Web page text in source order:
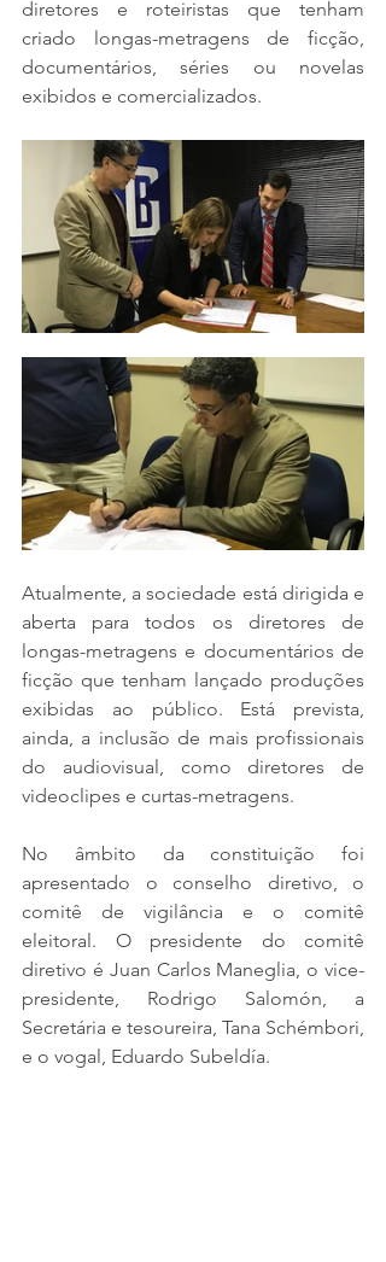
diretores e roteiristas que tenham
criado longas-metragens de ficção,
documentários, séries ou novelas
exibidos e comercializados.
Atualmente, a sociedade está dirigida e
aberta para todos os diretores de
longas-metragens e documentários de
ficção que tenham lançado produções
exibidas ao público. Está prevista,
ainda, a inclusão de mais profissionais
do audiovisual, como diretores de
videoclipes e curtas-metragens.
No âmbito da constituição foi
apresentado o conselho diretivo, o
comitê de vigilância e o comitê
eleitoral. O presidente do comitê
diretivo é Juan Carlos Maneglia, o vice-
presidente, Rodrigo Salomón, a
Secretária e tesoureira, Tana Schémbori,
e o vogal, Eduardo Subeldía.